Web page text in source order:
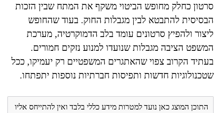
סרטון כחלק מחופש הביטוי משקף את המתח שבין הזכות
הבסיסית להתבטא לבין מגבלות החוק. בעוד שהחופש
ליצור ולהפיץ סרטונים עומד בלב הדמוקרטיה, מערכת
המשפט הציבה מגבלות שנועדו למנוע נזקים חמורים.
בעתיד הקרוב צפוי שהאתגרים המשפטיים רק יעמיקו, ככל
שטכנולוגיות חדשות ותפיסות חברתיות נוספות יתפתחו.
התוכן המוצג כאן נועד למטרות מידע כללי בלבד ואין להתייחס אליו